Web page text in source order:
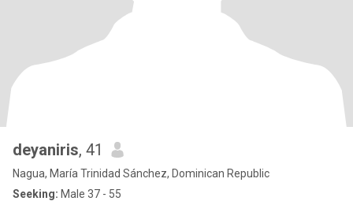
deyaniris, 41
Nagua, María Trinidad Sánchez, Dominican Republic
Seeking: Male 37 - 55